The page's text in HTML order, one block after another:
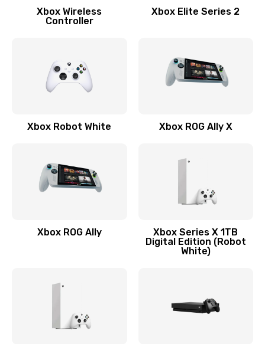
Xbox Wireless
Controller
Xbox Elite Series 2
Xbox Robot White Xbox ROG Ally X
Xbox ROG Ally
Xbox Series X 1TB
Digital Edition (Robot
White)